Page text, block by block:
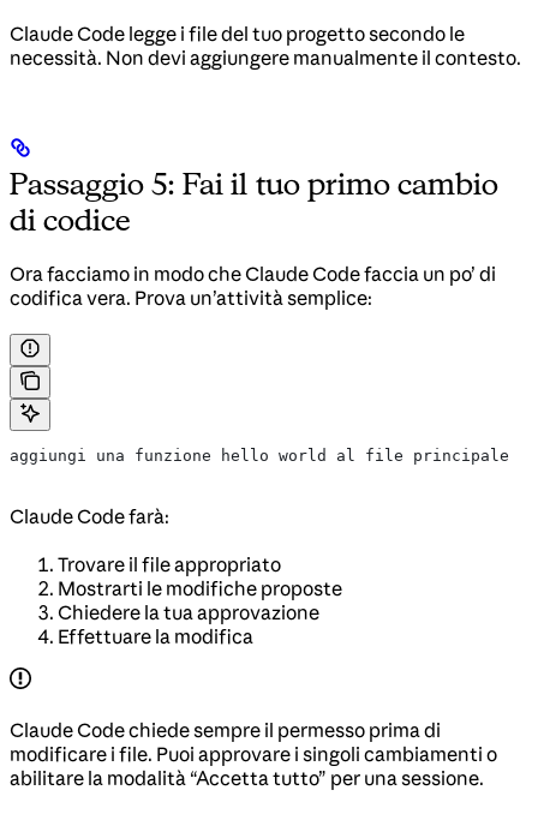
Claude Code legge i file del tuo progetto secondo le
necessità. Non devi aggiungere manualmente il contesto.
Passaggio 5: Fai il tuo primo cambio
di codice
Ora facciamo in modo che Claude Code faccia un po’ di
codifica vera. Prova un’attività semplice:
aggiungi una funzione hello world al file principale
Claude Code farà:
Trovare il file appropriato
Mostrarti le modifiche proposte
Chiedere la tua approvazione
Effettuare la modifica
Claude Code chiede sempre il permesso prima di
modificare i file. Puoi approvare i singoli cambiamenti o
abilitare la modalità “Accetta tutto” per una sessione.